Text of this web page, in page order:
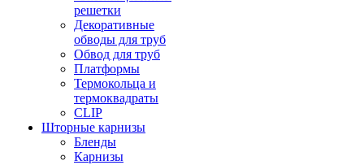
решетки
Декоративные
обводы для труб
Обвод для труб
Платформы
Термокольца и
термоквадраты
CLIP
Шторные карнизы
Бленды
Карнизы